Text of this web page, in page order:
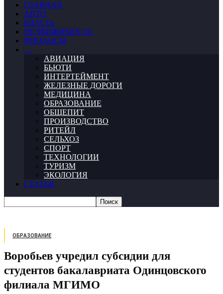
ГЛАВНАЯ
АВТО
ВЛАСТЬ
НЕДВИЖИМОСТЬ
ФИНАНСЫ
…
АВИАЦИЯ
БЬЮТИ
ИНТЕРТЕЙМЕНТ
ЖЕЛЕЗНЫЕ ДОРОГИ
МЕДИЦИНА
ОБРАЗОВАНИЕ
ОБЩЕПИТ
ПРОИЗВОДСТВО
РИТЕЙЛ
СЕЛЬХОЗ
СПОРТ
ТЕХНОЛОГИИ
ТУРИЗМ
ЭКОЛОГИЯ
СТАТЬИ
ОБРАЗОВАНИЕ
Воробьев учредил субсидии для
студентов бакалавриата Одинцовского
филиала МГИМО